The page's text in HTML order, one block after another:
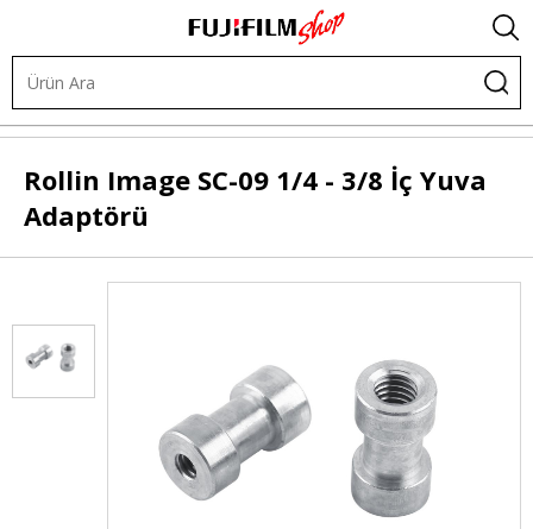
Rollin Image SC-09 1/4 - 3/8 İç Yuva
Adaptörü